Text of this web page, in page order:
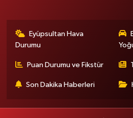
Eyüpsultan Hava
Durumu
Puan Durumu ve Fikstür
Son Dakika Haberleri